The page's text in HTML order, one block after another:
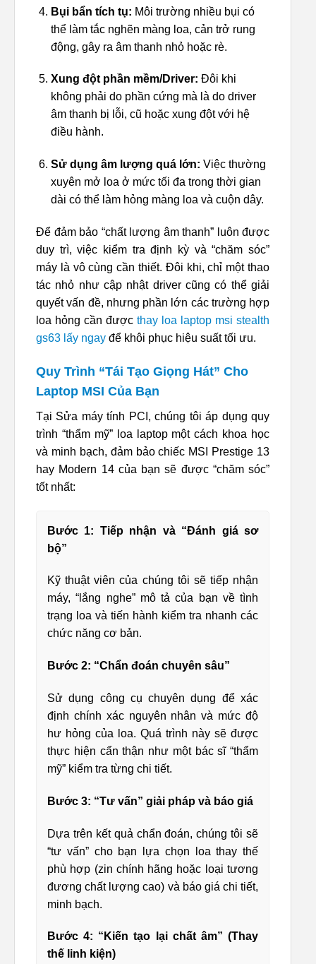
Bụi bẩn tích tụ: Môi trường nhiều bụi có
thể làm tắc nghẽn màng loa, cản trở rung
động, gây ra âm thanh nhỏ hoặc rè.
Xung đột phần mềm/Driver: Đôi khi
không phải do phần cứng mà là do driver
âm thanh bị lỗi, cũ hoặc xung đột với hệ
điều hành.
Sử dụng âm lượng quá lớn: Việc thường
xuyên mở loa ở mức tối đa trong thời gian
dài có thể làm hỏng màng loa và cuộn dây.
Để đảm bảo “chất lượng âm thanh” luôn được
duy trì, việc kiểm tra định kỳ và “chăm sóc”
máy là vô cùng cần thiết. Đôi khi, chỉ một thao
tác nhỏ như cập nhật driver cũng có thể giải
quyết vấn đề, nhưng phần lớn các trường hợp
loa hỏng cần được thay loa laptop msi stealth
gs63 lấy ngay để khôi phục hiệu suất tối ưu.
Quy Trình “Tái Tạo Giọng Hát” Cho
Laptop MSI Của Bạn
Tại Sửa máy tính PCI, chúng tôi áp dụng quy
trình “thẩm mỹ” loa laptop một cách khoa học
và minh bạch, đảm bảo chiếc MSI Prestige 13
hay Modern 14 của bạn sẽ được “chăm sóc”
tốt nhất:
Bước 1: Tiếp nhận và “Đánh giá sơ
bộ”
Kỹ thuật viên của chúng tôi sẽ tiếp nhận
máy, “lắng nghe” mô tả của bạn về tình
trạng loa và tiến hành kiểm tra nhanh các
chức năng cơ bản.
Bước 2: “Chẩn đoán chuyên sâu”
Sử dụng công cụ chuyên dụng để xác
định chính xác nguyên nhân và mức độ
hư hỏng của loa. Quá trình này sẽ được
thực hiện cẩn thận như một bác sĩ “thẩm
mỹ” kiểm tra từng chi tiết.
Bước 3: “Tư vấn” giải pháp và báo giá
Dựa trên kết quả chẩn đoán, chúng tôi sẽ
“tư vấn” cho bạn lựa chọn loa thay thế
phù hợp (zin chính hãng hoặc loại tương
đương chất lượng cao) và báo giá chi tiết,
minh bạch.
Bước 4: “Kiến tạo lại chất âm” (Thay
thế linh kiện)